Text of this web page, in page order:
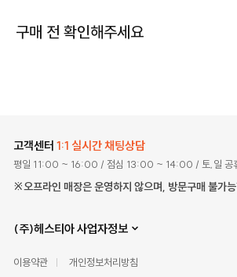
구매 전 확인해주세요
고객센터 1:1 실시간 채팅상담
평일 11:00 ~ 16:00 / 점심 13:00 ~ 14:00 / 토,일 공
※오프라인 매장은 운영하지 않으며, 방문구매 불가
(주)헤스티아 사업자정보
이용약관 개인정보처리방침